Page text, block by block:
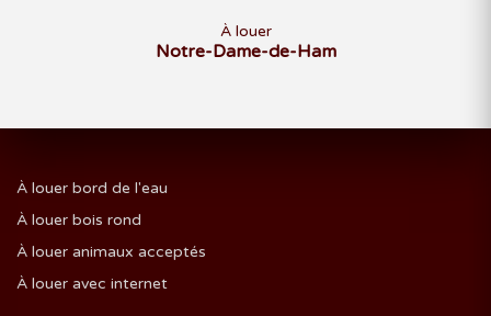
À louer
Notre-Dame-de-Ham
À louer bord de l'eau
À louer bois rond
À louer animaux acceptés
À louer avec internet